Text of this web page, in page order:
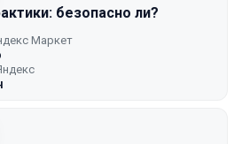
безопасно ли?
Маркет